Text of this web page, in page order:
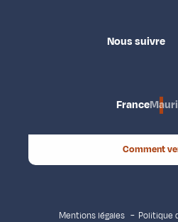
Nous suivre
France
Comment
Mentions légales
Politique